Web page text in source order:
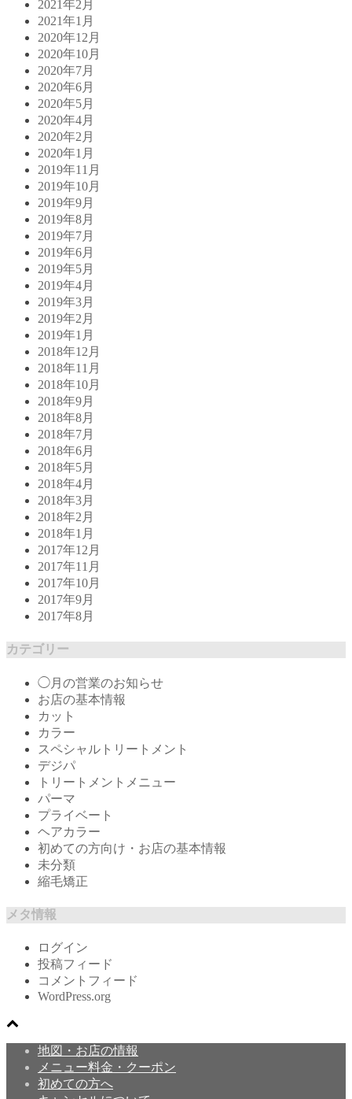
2021年2月
2021年1月
2020年12月
2020年10月
2020年7月
2020年6月
2020年5月
2020年4月
2020年2月
2020年1月
2019年11月
2019年10月
2019年9月
2019年8月
2019年7月
2019年6月
2019年5月
2019年4月
2019年3月
2019年2月
2019年1月
2018年12月
2018年11月
2018年10月
2018年9月
2018年8月
2018年7月
2018年6月
2018年5月
2018年4月
2018年3月
2018年2月
2018年1月
2017年12月
2017年11月
2017年10月
2017年9月
2017年8月
カテゴリー
◯月の営業のお知らせ
お店の基本情報
カット
カラー
スペシャルトリートメント
デジパ
トリートメントメニュー
パーマ
プライベート
ヘアカラー
初めての方向け・お店の基本情報
未分類
縮毛矯正
メタ情報
ログイン
投稿フィード
コメントフィード
WordPress.org
地図・お店の情報
メニュー料金・クーポン
初めての方へ